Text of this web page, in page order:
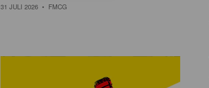
31 JULI 2026 • FMCG